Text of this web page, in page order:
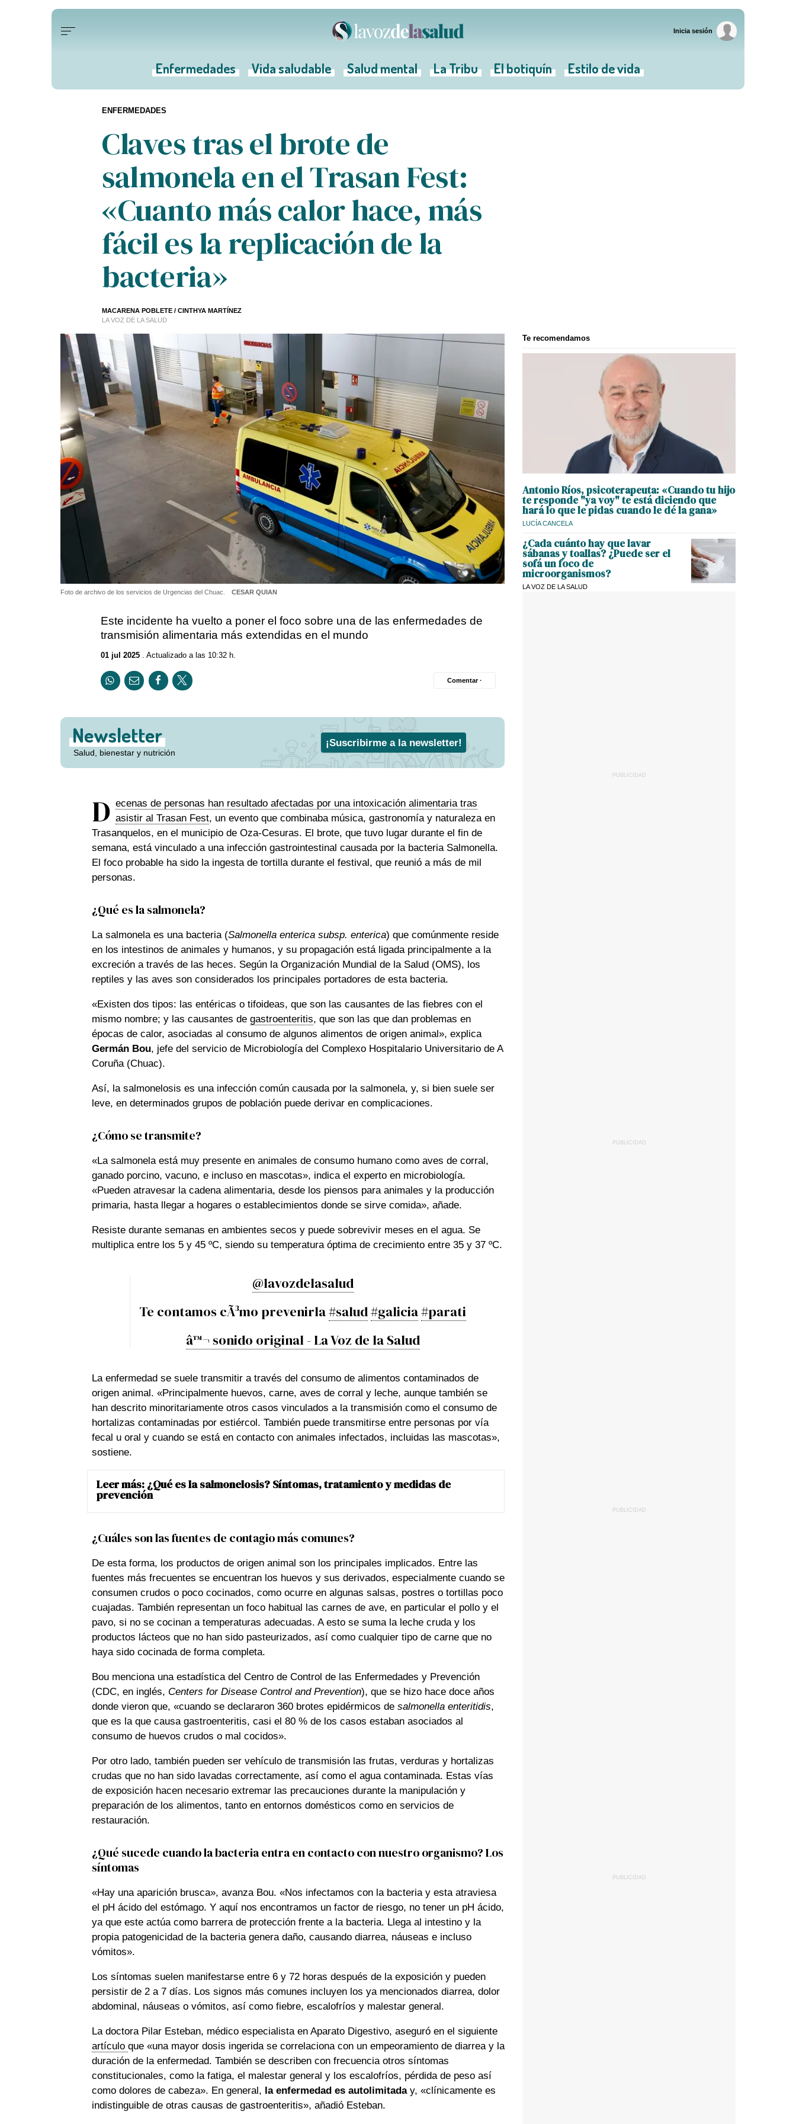
Inicia sesión
Enfermedades Vida saludable Salud mental La Tribu El botiquín Estilo de vida
Claves tras el brote de
salmonela en el Trasan Fest:
«Cuanto más calor hace, más
fácil es la replicación de la
bacteria»
MACARENA POBLETE /CINTHYA MARTÍNEZ
LA VOZ DE LA SALUD
ENFERMEDADES
Foto de archivo de los servicios de Urgencias del Chuac. CESAR QUIAN
Este incidente ha vuelto a poner el foco sobre una de las enfermedades de
transmisión alimentaria más extendidas en el mundo
01 jul 2025. Actualizado a las 10:32 h.
Comentar ·
Newsletter
Salud, bienestar y nutrición
¡Suscribirme a la newsletter!
D ecenas de personas han resultado afectadas por una intoxicación alimentaria tras
asistir al Trasan Fest, un evento que combinaba música, gastronomía y naturaleza en
Trasanquelos, en el municipio de Oza-Cesuras. El brote, que tuvo lugar durante el fin de
semana, está vinculado a una infección gastrointestinal causada por la bacteria Salmonella.
El foco probable ha sido la ingesta de tortilla durante el festival, que reunió a más de mil
personas.
¿Qué es la salmonela?
La salmonela es una bacteria (Salmonella enterica subsp. enterica) que comúnmente reside
en los intestinos de animales y humanos, y su propagación está ligada principalmente a la
excreción a través de las heces. Según la Organización Mundial de la Salud (OMS), los
reptiles y las aves son considerados los principales portadores de esta bacteria.
«Existen dos tipos: las entéricas o tifoideas, que son las causantes de las fiebres con el
mismo nombre; y las causantes de gastroenteritis, que son las que dan problemas en
épocas de calor, asociadas al consumo de algunos alimentos de origen animal», explica
Germán Bou, jefe del servicio de Microbiología del Complexo Hospitalario Universitario de A
Coruña (Chuac).
Así, la salmonelosis es una infección común causada por la salmonela, y, si bien suele ser
leve, en determinados grupos de población puede derivar en complicaciones.
¿Cómo se transmite?
«La salmonela está muy presente en animales de consumo humano como aves de corral,
ganado porcino, vacuno, e incluso en mascotas», indica el experto en microbiología.
«Pueden atravesar la cadena alimentaria, desde los piensos para animales y la producción
primaria, hasta llegar a hogares o establecimientos donde se sirve comida», añade.
Resiste durante semanas en ambientes secos y puede sobrevivir meses en el agua. Se
multiplica entre los 5 y 45 ºC, siendo su temperatura óptima de crecimiento entre 35 y 37 ºC.
@lavozdelasalud
Te contamos cÃ³mo prevenirla#salud#galicia#parati
â™¬ sonido original - La Voz de la Salud
La enfermedad se suele transmitir a través del consumo de alimentos contaminados de
origen animal. «Principalmente huevos, carne, aves de corral y leche, aunque también se
han descrito minoritariamente otros casos vinculados a la transmisión como el consumo de
hortalizas contaminadas por estiércol. También puede transmitirse entre personas por vía
fecal u oral y cuando se está en contacto con animales infectados, incluidas las mascotas»,
sostiene.
Leer más: ¿Qué es la salmonelosis? Síntomas, tratamiento y medidas de
prevención
¿Cuáles son las fuentes de contagio más comunes?
De esta forma, los productos de origen animal son los principales implicados. Entre las
fuentes más frecuentes se encuentran los huevos y sus derivados, especialmente cuando se
consumen crudos o poco cocinados, como ocurre en algunas salsas, postres o tortillas poco
cuajadas. También representan un foco habitual las carnes de ave, en particular el pollo y el
pavo, si no se cocinan a temperaturas adecuadas. A esto se suma la leche cruda y los
productos lácteos que no han sido pasteurizados, así como cualquier tipo de carne que no
haya sido cocinada de forma completa.
Bou menciona una estadística del Centro de Control de las Enfermedades y Prevención
(CDC, en inglés, Centers for Disease Control and Prevention), que se hizo hace doce años
donde vieron que, «cuando se declararon 360 brotes epidérmicos de salmonella enteritidis,
que es la que causa gastroenteritis, casi el 80 % de los casos estaban asociados al
consumo de huevos crudos o mal cocidos».
Por otro lado, también pueden ser vehículo de transmisión las frutas, verduras y hortalizas
crudas que no han sido lavadas correctamente, así como el agua contaminada. Estas vías
de exposición hacen necesario extremar las precauciones durante la manipulación y
preparación de los alimentos, tanto en entornos domésticos como en servicios de
restauración.
¿Qué sucede cuando la bacteria entra en contacto con nuestro organismo? Los
síntomas
«Hay una aparición brusca», avanza Bou. «Nos infectamos con la bacteria y esta atraviesa
el pH ácido del estómago. Y aquí nos encontramos un factor de riesgo, no tener un pH ácido,
ya que este actúa como barrera de protección frente a la bacteria. Llega al intestino y la
propia patogenicidad de la bacteria genera daño, causando diarrea, náuseas e incluso
vómitos».
Los síntomas suelen manifestarse entre 6 y 72 horas después de la exposición y pueden
persistir de 2 a 7 días. Los signos más comunes incluyen los ya mencionados diarrea, dolor
abdominal, náuseas o vómitos, así como fiebre, escalofríos y malestar general.
La doctora Pilar Esteban, médico especialista en Aparato Digestivo, aseguró en el siguiente
artículo que «una mayor dosis ingerida se correlaciona con un empeoramiento de diarrea y la
duración de la enfermedad. También se describen con frecuencia otros síntomas
constitucionales, como la fatiga, el malestar general y los escalofríos, pérdida de peso así
como dolores de cabeza». En general, la enfermedad es autolimitaday, «clínicamente es
indistinguible de otras causas de gastroenteritis», añadió Esteban.
Te recomendamos
Antonio Ríos, psicoterapeuta: «Cuando tu hijo
te responde "ya voy" te está diciendo que
hará lo que le pidas cuando le dé la gana»
LUCÍA CANCELA
¿Cada cuánto hay que lavar
sábanas y toallas? ¿Puede ser el
sofá un foco de
microorganismos?
LA VOZ DE LA SALUD